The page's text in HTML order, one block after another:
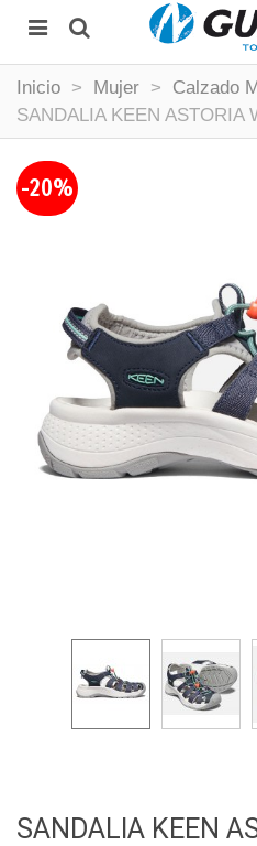
Inicio > Mujer > Calzado
SANDALIA KEEN ASTORIA
-20%
SANDALIA KEEN